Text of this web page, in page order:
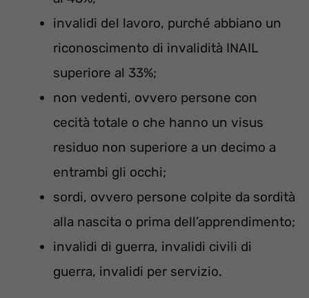
invalidi del lavoro, purché abbiano un
riconoscimento di invalidità INAIL
superiore al 33%;
non vedenti, ovvero persone con
cecità totale o che hanno un visus
residuo non superiore a un decimo a
entrambi gli occhi;
sordi, ovvero persone colpite da sordità
alla nascita o prima dell’apprendimento;
invalidi di guerra, invalidi civili di
guerra, invalidi per servizio.